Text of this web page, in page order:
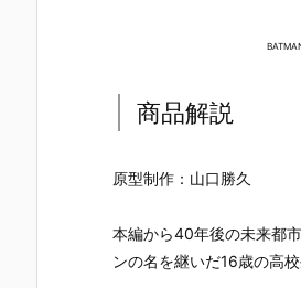
商品解説
原型制作：山口勝久
本編から40年後の未来都
ンの名を継いだ16歳の高